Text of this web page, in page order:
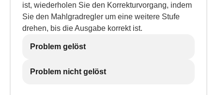
ist, wiederholen Sie den Korrekturvorgang, indem
Sie den Mahlgradregler um eine weitere Stufe
drehen, bis die Ausgabe korrekt ist.
Problem gelöst
Problem nicht gelöst